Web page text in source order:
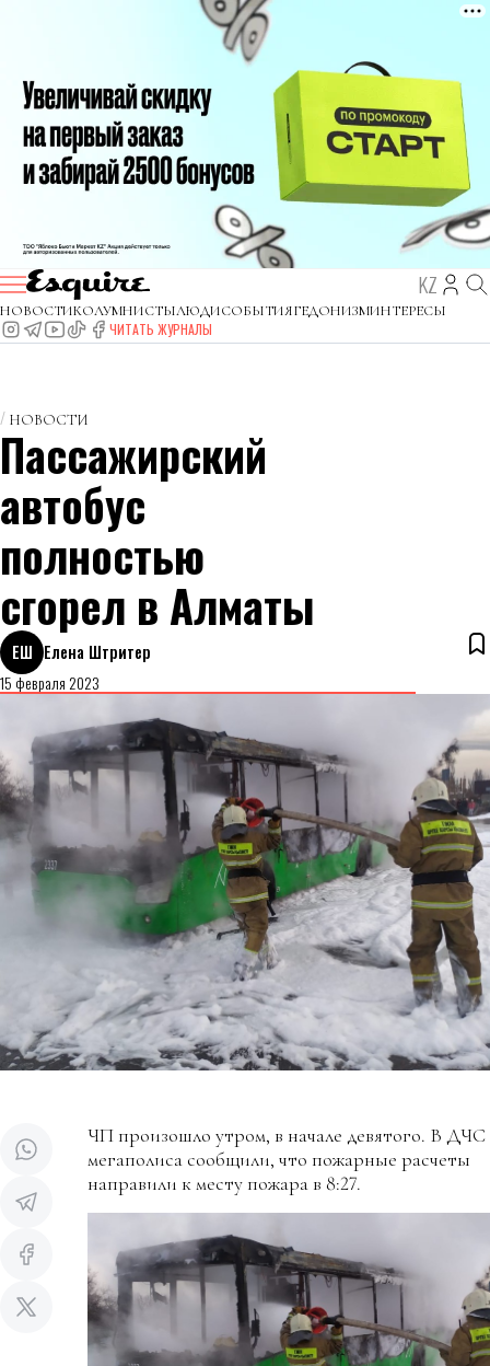
KZ
НОВОСТИКОЛУМНИСТЫЛЮДИСОБЫТИЯГЕДОНИЗМИНТЕРЕСЫ
ЧИТАТЬ ЖУРНАЛЫ
НОВОСТИ
Пассажирский
автобус
полностью
сгорел в Алматы
ЕШ Елена Штритер
15 февраля 2023
ЧП произошло утром, в начале девятого. В ДЧС
мегаполиса сообщили, что пожарные расчеты
направили к месту пожара в 8:27.